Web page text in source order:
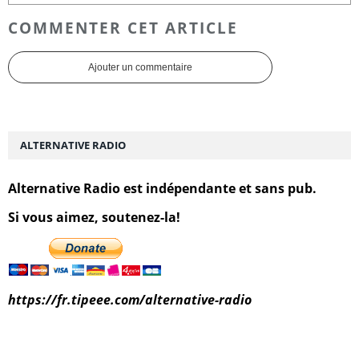
COMMENTER CET ARTICLE
Ajouter un commentaire
ALTERNATIVE RADIO
Alternative Radio est indépendante et sans pub.
Si vous aimez, soutenez-la!
https://fr.tipeee.com/alternative-radio